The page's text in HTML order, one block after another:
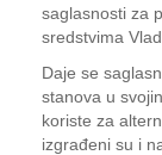
saglasnosti za
sredstvima
Daje se
stanova u
koriste za
izgrađeni su i